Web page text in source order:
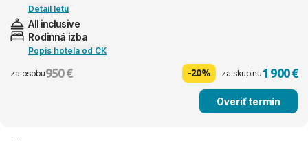
Detail letu
All inclusive
Rodinná izba
Popis hotela od CK
za osobu950 € -20% za skupinu1 900 €
Overiť termín